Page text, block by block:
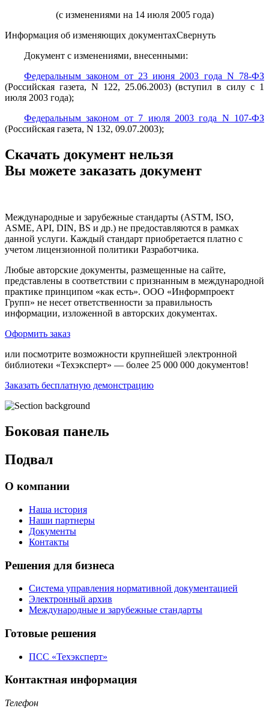
(с изменениями на 14 июля 2005 года)
Информация об изменяющих документахСвернуть
Документ с изменениями, внесенными:
Федеральным законом от 23 июня 2003 года N 78-ФЗ
(Российская газета, N 122, 25.06.2003) (вступил в силу с 1
июля 2003 года);
Федеральным законом от 7 июля 2003 года N 107-ФЗ
(Российская газета, N 132, 09.07.2003);
Скачать документ нельзя
Вы можете заказать документ
Международные и зарубежные стандарты (ASTM, ISO,
ASME, API, DIN, BS и др.) не предоставляются в рамках
данной услуги. Каждый стандарт приобретается платно с
учетом лицензионной политики Разработчика.
Любые авторские документы, размещенные на сайте,
представлены в соответствии с признанным в международной
практике принципом «как есть». ООО «Информпроект
Групп» не несет ответственности за правильность
информации, изложенной в авторских документах.
Оформить заказ
или посмотрите возможности крупнейшей электронной
библиотеки «Техэксперт» — более 25 000 000 документов!
Заказать бесплатную демонстрацию
Боковая панель
Подвал
О компании
Наша история
Наши партнеры
Документы
Контакты
Решения для бизнеса
Система управления нормативной документацией
Электронный архив
Международные и зарубежные стандарты
Готовые решения
ПСС «Техэксперт»
Контактная информация
Телефон